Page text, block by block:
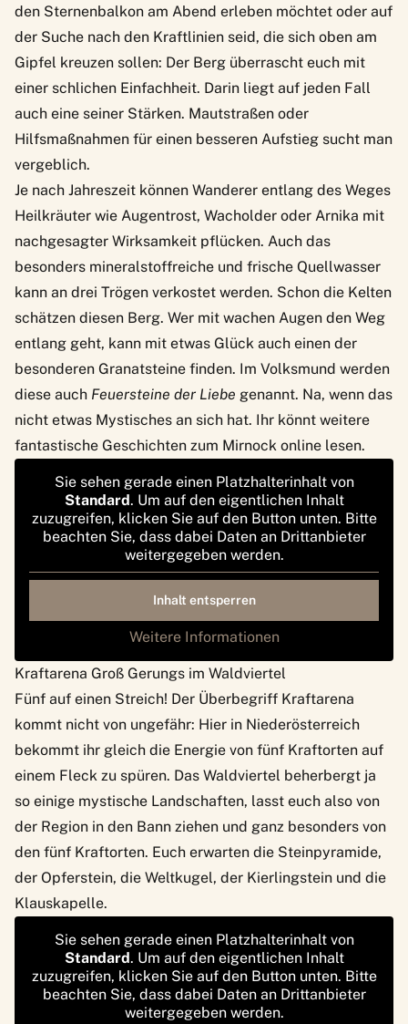
den Sternenbalkon am Abend erleben möchtet oder auf
der Suche nach den Kraftlinien seid, die sich oben am
Gipfel kreuzen sollen: Der Berg überrascht euch mit
einer schlichen Einfachheit. Darin liegt auf jeden Fall
auch eine seiner Stärken. Mautstraßen oder
Hilfsmaßnahmen für einen besseren Aufstieg sucht man
vergeblich.
Je nach Jahreszeit können Wanderer entlang des Weges
Heilkräuter wie Augentrost, Wacholder oder Arnika mit
nachgesagter Wirksamkeit pflücken. Auch das
besonders mineralstoffreiche und frische Quellwasser
kann an drei Trögen verkostet werden. Schon die Kelten
schätzen diesen Berg. Wer mit wachen Augen den Weg
entlang geht, kann mit etwas Glück auch einen der
besonderen Granatsteine finden. Im Volksmund werden
diese auch Feuersteine der Liebe genannt. Na, wenn das
nicht etwas Mystisches an sich hat. Ihr könnt weitere
fantastische Geschichten zum Mirnock online lesen.
Sie sehen gerade einen Platzhalterinhalt von
Standard. Um auf den eigentlichen Inhalt
zuzugreifen, klicken Sie auf den Button unten. Bitte
beachten Sie, dass dabei Daten an Drittanbieter
weitergegeben werden.
Inhalt entsperren
Weitere Informationen
Kraftarena Groß Gerungs im Waldviertel
Fünf auf einen Streich! Der Überbegriff Kraftarena
kommt nicht von ungefähr: Hier in Niederösterreich
bekommt ihr gleich die Energie von fünf Kraftorten auf
einem Fleck zu spüren. Das Waldviertel beherbergt ja
so einige mystische Landschaften, lasst euch also von
der Region in den Bann ziehen und ganz besonders von
den fünf Kraftorten. Euch erwarten die Steinpyramide,
der Opferstein, die Weltkugel, der Kierlingstein und die
Klauskapelle.
Sie sehen gerade einen Platzhalterinhalt von
Standard. Um auf den eigentlichen Inhalt
zuzugreifen, klicken Sie auf den Button unten. Bitte
beachten Sie, dass dabei Daten an Drittanbieter
weitergegeben werden.